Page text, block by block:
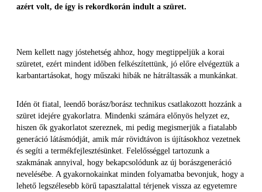
azért volt, de így is rekordkorán indult a szüret.
Nem kellett nagy jóstehetség ahhoz, hogy megtippeljük a korai
szüretet, ezért mindent időben felkészítettünk, jó előre elvégeztük a
karbantartásokat, hogy műszaki hibák ne hátráltassák a munkánkat.
Idén öt fiatal, leendő borász/borász technikus csatlakozott hozzánk a
szüret idejére gyakorlatra. Mindenki számára előnyös helyzet ez,
hiszen ők gyakorlatot szereznek, mi pedig megismerjük a fiatalabb
generáció látásmódját, amik már rövidtávon is újításokhoz vezetnek
és segíti a termékfejlesztésünket. Felelősséggel tartozunk a
szakmának annyival, hogy bekapcsolódunk az új borászgeneráció
nevelésébe. A gyakornokainkat minden folyamatba bevonjuk, hogy a
lehető legszélesebb körű tapasztalattal térjenek vissza az egyetemre